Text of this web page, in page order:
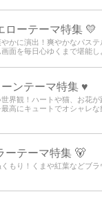
ローテーマ特集 💛
かに演出！爽やかなパス
面を毎日心ゆくまで堪能し
ンテーマ特集 ♥️
界観！ハートや猫、お花
高にキュートでオシャレ
ーテーマ特集 🐻
もり！くまや紅葉などブラ